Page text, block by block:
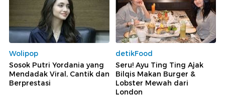
Wolipop
Sosok Putri Yordania yang
Mendadak Viral, Cantik dan
Berprestasi
detikFood
Seru! Ayu Ting Ting Ajak
Bilqis Makan Burger &
Lobster Mewah dari
London